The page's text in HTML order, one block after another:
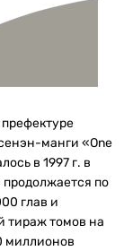
манги «One
в 1997 г. в
по
глав и
тираж томов на
миллионов